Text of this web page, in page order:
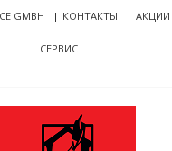
GMBH КОНТАКТЫ АКЦИИ
СЕРВИС